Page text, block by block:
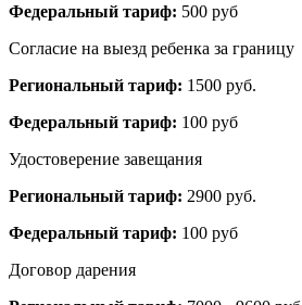
Федеральный тариф: 500 руб
Согласие на выезд ребенка за границу
Региональный тариф: 1500 руб.
Федеральный тариф: 100 руб
Удостоверение завещания
Региональный тариф: 2900 руб.
Федеральный тариф: 100 руб
Договор дарения